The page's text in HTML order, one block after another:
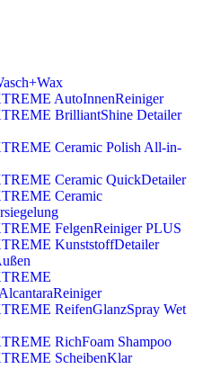
AutoInnenReiniger
BrilliantShine Detailer
Ceramic Polish All-in-
Ceramic QuickDetailer
Ceramic
FelgenReiniger PLUS
KunststoffDetailer
ReifenGlanzSpray Wet
RichFoam Shampoo
ScheibenKlar